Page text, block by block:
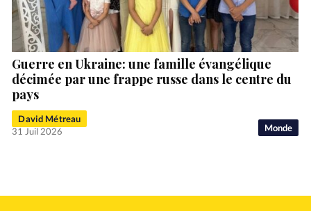
Monde
Guerre en Ukraine: une famille évangélique
décimée par une frappe russe dans le centre du
pays
David Métreau
31 Juil 2026